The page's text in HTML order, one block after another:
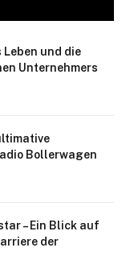
und die
Unternehmers
Bollerwagen
– Ein Blick auf
der